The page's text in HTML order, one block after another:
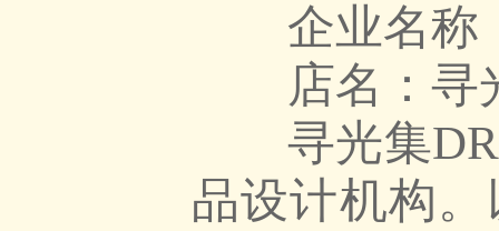
企业名称：
店名：寻
寻光集
品设计机构